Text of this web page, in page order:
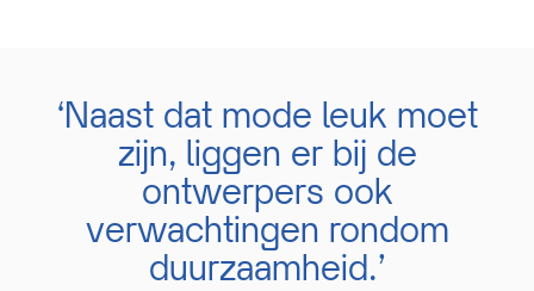
‘Naast dat mode leuk moet
zijn, liggen er bij de
ontwerpers ook
verwachtingen rondom
duurzaamheid.’